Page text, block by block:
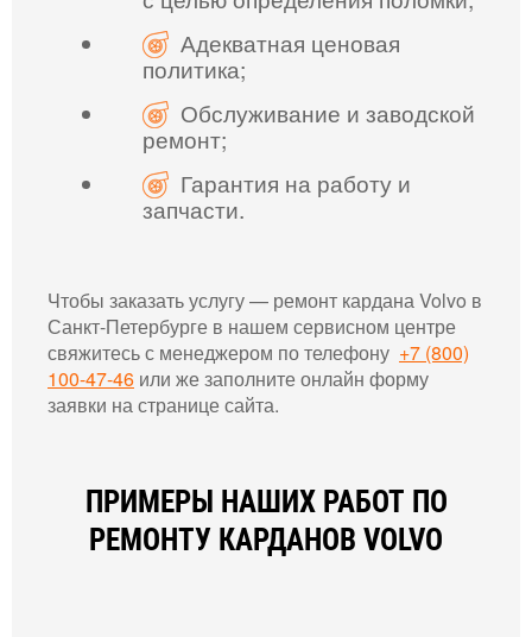
Адекватная ценовая
политика;
Обслуживание и заводской
ремонт;
Гарантия на работу и
запчасти.
Чтобы заказать услугу — ремонт кардана Volvo в
Санкт-Петербурге в нашем сервисном центре
свяжитесь с менеджером по телефону +7 (800)
100-47-46 или же заполните онлайн форму
заявки на странице сайта.
ПРИМЕРЫ НАШИХ РАБОТ ПО
РЕМОНТУ КАРДАНОВ VOLVO